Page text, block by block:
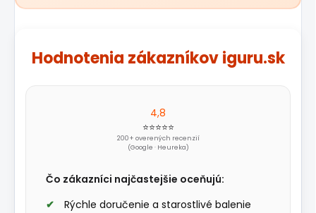
Hodnotenia zákazníkov iguru.sk
4,8
⭐⭐⭐⭐⭐
200+ overených recenzií
(Google · Heureka)
Čo zákazníci najčastejšie oceňujú:
Rýchle doručenie a starostlivé balenie